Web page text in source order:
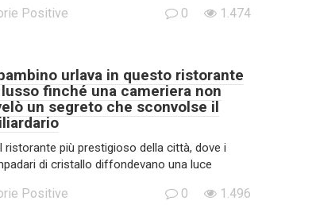
Positive 0 1.474
urlava in questo ristorante
finché una cameriera non
un segreto che sconvolse il
ristorante più prestigioso della città, dove i
di cristallo diffondevano una luce
Positive 0 1.496